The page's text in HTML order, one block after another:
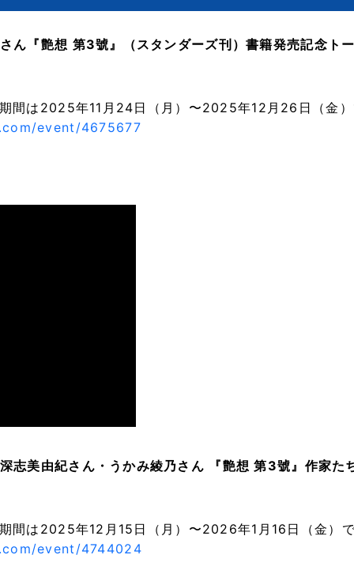
ん『艶想 第3號』（スタンダーズ刊）書籍発売記念ト
間は2025年11月24日（月）〜2025年12月26日（金）
event/4675677
志美由紀さん・うかみ綾乃さん 『艶想 第3號』作家た
間は2025年12月15日（月）〜2026年1月16日（金）で
event/4744024